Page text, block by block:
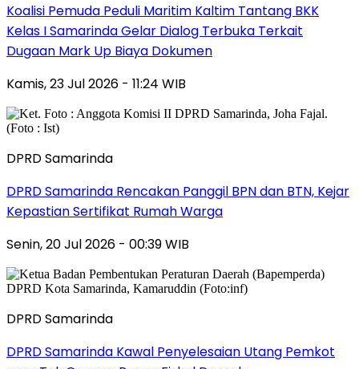
Koalisi Pemuda Peduli Maritim Kaltim Tantang BKK
Kelas I Samarinda Gelar Dialog Terbuka Terkait
Dugaan Mark Up Biaya Dokumen
Kamis, 23 Jul 2026 - 11:24 WIB
DPRD Samarinda
DPRD Samarinda Rencakan Panggil BPN dan BTN, Kejar
Kepastian Sertifikat Rumah Warga
Senin, 20 Jul 2026 - 00:39 WIB
DPRD Samarinda
DPRD Samarinda Kawal Penyelesaian Utang Pemkot